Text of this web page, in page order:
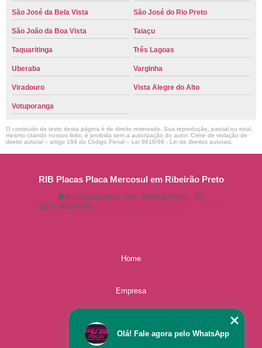
São José da Bela Vista São José do Rio Preto
São João da Boa Vista Taiaçu
Taquaritinga Três Lagoas
Uberaba Varginha
Viradouro Vista Alegre do Alto
Votuporanga
O conteúdo do texto desta página é de direito reservado. Sua reprodução, parcial ou total,
mesmo citando nossos links, é proibida sem a autorização do autor. Crime de violação de
direito autoral – artigo 184 do Código Penal – Lei 9610/98 - Lei de direitos autorais
RIB Placas Placa Mercosul em Ribeirão Preto
Rua Castro Alves, 244 - Ribeirão Preto - SP
CEP: 14080-370
Home
Empresa
Olá! Fale agora pelo WhatsApp